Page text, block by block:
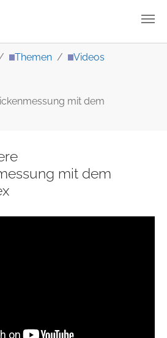
Themen
Videos
mit dem
mit dem